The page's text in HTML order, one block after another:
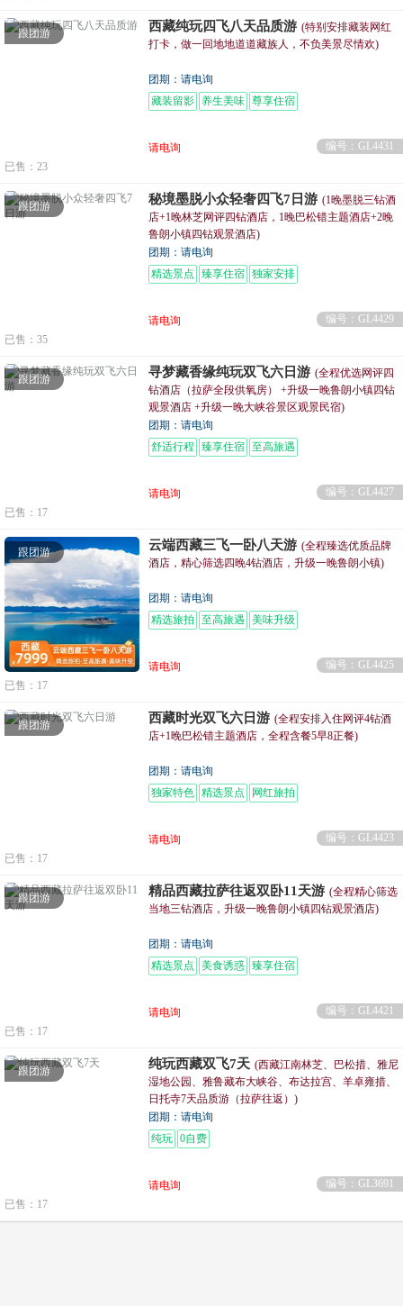
跟团游 西藏纯玩四飞八天品质游 (特别安排藏装网红
打卡，做一回地地道道藏族人，不负美景尽情欢)
团期：请电询
藏装留影 养生美味 尊享住宿
请电询
编号：GL4431
已售：23
跟团游 秘境墨脱小众轻奢四飞7日游 (1晚墨脱三钻酒
店+1晚林芝网评四钻酒店，1晚巴松错主题酒店+2晚
鲁朗小镇四钻观景酒店)
团期：请电询
精选景点
臻享住宿 独家安排
请电询
编号：GL4429
已售：35
跟团游 寻梦藏香缘纯玩双飞六日游 (全程优选网评四
钻酒店（拉萨全段供氧房） +升级一晚鲁朗小镇四钻
观景酒店 +升级一晚大峡谷景区观景民宿)
团期：请电询
舒适行程
臻享住宿 至高旅遇
请电询
编号：GL4427
已售：17
跟团游 云端西藏三飞一卧八天游 (全程臻选优质品牌
酒店，精心筛选四晚4钻酒店，升级一晚鲁朗小镇)
团期：请电询
精选旅拍
至高旅遇 美味升级
请电询
编号：GL4425
已售：17
跟团游 西藏时光双飞六日游 (全程安排入住网评4钻酒
店+1晚巴松错主题酒店，全程含餐5早8正餐)
团期：请电询
独家特色 精选景点 网红旅拍
请电询
编号：GL4423
已售：17
跟团游 精品西藏拉萨往返双卧11天游 (全程精心筛选
当地三钻酒店，升级一晚鲁朗小镇四钻观景酒店)
团期：请电询
精选景点
美食诱惑 臻享住宿
请电询
编号：GL4421
已售：17
跟团游 纯玩西藏双飞7天 (西藏江南林芝、巴松措、雅尼
湿地公园、雅鲁藏布大峡谷、布达拉宫、羊卓雍措、
日托寺7天品质游（拉萨往返）)
团期：请电询
纯玩 0自费
请电询
编号：GL3691
已售：17